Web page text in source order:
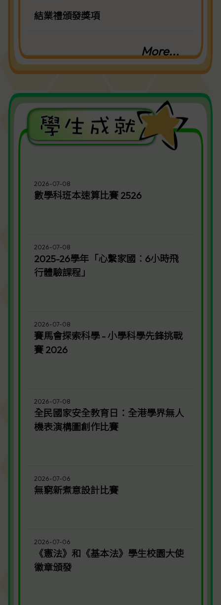
結業禮頒發獎項
More...
2026-07-08
數學科班本速算比賽 2526
2026-07-08
2025-26學年「心繫家國︰6小時飛
行體驗課程」
2026-07-08
賽馬會探索科學 - 小學科學先鋒挑戰
賽 2026
2026-07-08
全民國家安全教育日：全港學界無人
機表演構圖創作比賽
2026-07-06
無窮新煮意設計比賽
2026-07-06
《憲法》和《基本法》學生校園大使
徽章頒發